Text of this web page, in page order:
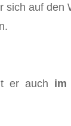
auf den
er auch im